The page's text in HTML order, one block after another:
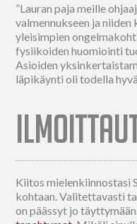
”Lauran paja meille
valmennukseen ja niiden
yleisimpien
fysiikoiden huomiointi
Asioiden
läpikäynti oli todella
Kiitos mielenkiinnostasi
kohtaan. Valitettavasti
on päässyt jo täyttymään.